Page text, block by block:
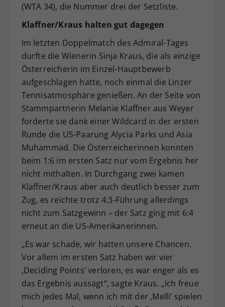
(WTA 34), die Nummer drei der Setzliste.
Klaffner/Kraus halten gut dagegen
Im letzten Doppelmatch des Admiral-Tages
durfte die Wienerin Sinja Kraus, die als einzige
Österreicherin im Einzel-Hauptbewerb
aufgeschlagen hatte, noch einmal die Linzer
Tennisatmosphäre genießen. An der Seite von
Stammpartnerin Melanie Klaffner aus Weyer
forderte sie dank einer Wildcard in der ersten
Runde die US-Paarung Alycia Parks und Asia
Muhammad. Die Österreicherinnen konnten
beim 1:6 im ersten Satz nur vom Ergebnis her
nicht mithalten. In Durchgang zwei kamen
Klaffner/Kraus aber auch deutlich besser zum
Zug, es reichte trotz 4:3-Führung allerdings
nicht zum Satzgewinn – der Satz ging mit 6:4
erneut an die US-Amerikanerinnen.
„Es war schade, wir hatten unsere Chancen.
Vor allem im ersten Satz haben wir vier
‚Deciding Points’ verloren, es war enger als es
das Ergebnis aussagt“, sagte Kraus. „Ich freue
mich jedes Mal, wenn ich mit der ,Melli’ spielen